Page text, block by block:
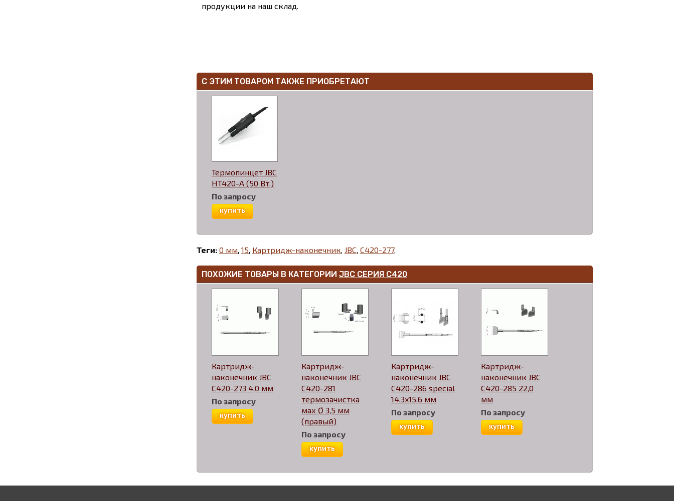
продукции на наш склад.
С ЭТИМ ТОВАРОМ ТАКЖЕ ПРИОБРЕТАЮТ
Термопинцет JBC
HT420-A (50 Вт.)
По запросу
купить
Теги: 0 мм 15 Картридж-наконечник JBC C420-277,
ПОХОЖИЕ ТОВАРЫ В КАТЕГОРИИ JBC СЕРИЯ С420
Картридж-
наконечник JBC
C420-273 4,0 мм
По запросу
купить
Картридж-
наконечник JBC
C420-281
термозачистка
мах Ø 3,5 мм
(правый)
По запросу
купить
Картридж-
наконечник JBC
C420-286 special
14.3x15.6 мм
По запросу
купить
Картридж-
наконечник JBC
C420-285 22,0
мм
По запросу
купить